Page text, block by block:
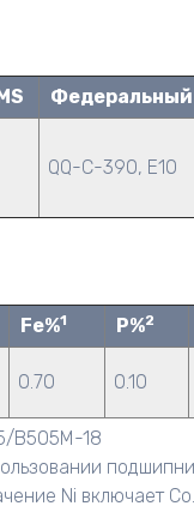
Федеральный
QQ-C-390, E10
Fe%1 P%2
B505M-18
Ni включает Co.
0.70 0.10